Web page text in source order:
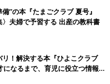
”の本『たまごクラブ 夏号』
〉夫婦で予習する 出産の教科書
！解決する本『ひよこクラブ
なるまで、育児に役立つ情報が